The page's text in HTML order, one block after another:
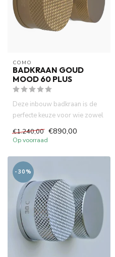
COMO
BADKRAAN GOUD
MOOD 60 PLUS
Deze inbouw badkraan is de
perfecte keuze voor wie zowel
€1.240,00 €890,00
Op voorraad
-30%